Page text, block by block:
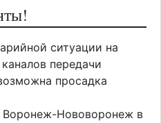
ситуации на
передачи
просадка
Нововоронеж в